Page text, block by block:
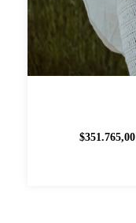
$351.765,00